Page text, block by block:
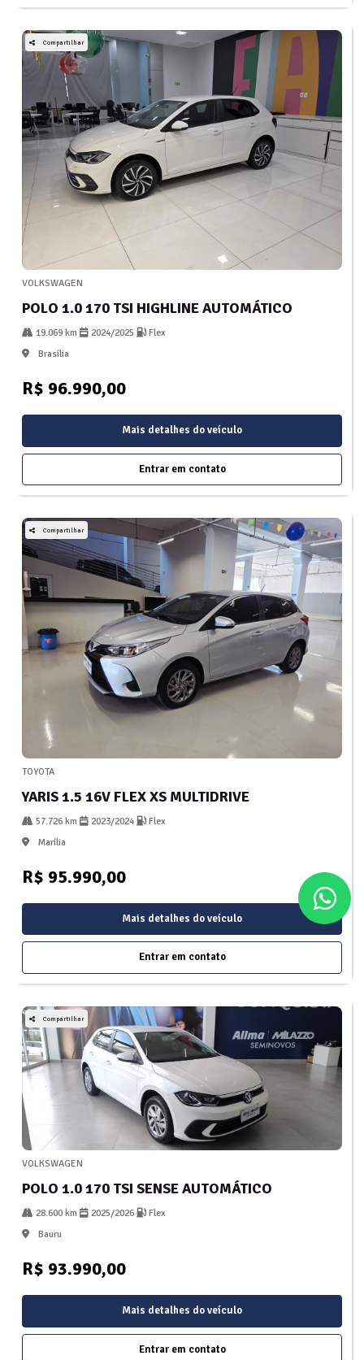
Compartilhar
VOLKSWAGEN
POLO 1.0 170 TSI HIGHLINE AUTOMÁTICO
19.069 km 2024/2025
Flex
Brasília
R$ 96.990,00
Mais detalhes do veículo
Entrar em contato
Compartilhar
TOYOTA
YARIS 1.5 16V FLEX XS MULTIDRIVE
57.726 km 2023/2024
Flex
Marília
R$ 95.990,00
Mais detalhes do veículo
Entrar em contato
Compartilhar
VOLKSWAGEN
POLO 1.0 170 TSI SENSE AUTOMÁTICO
28.600 km 2025/2026
Flex
Bauru
R$ 93.990,00
Mais detalhes do veículo
Entrar em contato